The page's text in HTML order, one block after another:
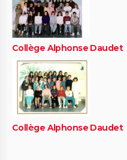
Collège Alphonse Daudet
Collège Alphonse Daudet